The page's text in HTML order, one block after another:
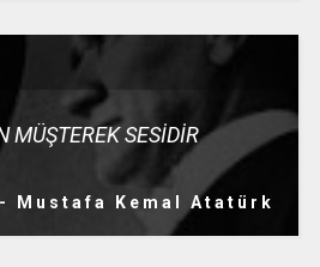
MÜŞTEREK SESİDİR
- Mustafa Kemal Atatürk